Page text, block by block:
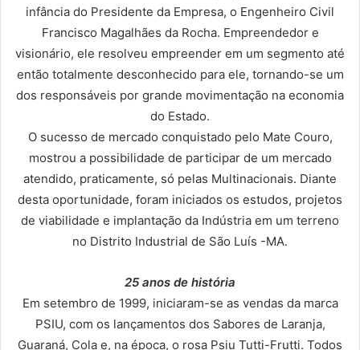
infância do Presidente da Empresa, o Engenheiro Civil
Francisco Magalhães da Rocha. Empreendedor e
visionário, ele resolveu empreender em um segmento até
então totalmente desconhecido para ele, tornando-se um
dos responsáveis por grande movimentação na economia
do Estado.
O sucesso de mercado conquistado pelo Mate Couro,
mostrou a possibilidade de participar de um mercado
atendido, praticamente, só pelas Multinacionais. Diante
desta oportunidade, foram iniciados os estudos, projetos
de viabilidade e implantação da Indústria em um terreno
no Distrito Industrial de São Luís -MA.
25 anos de história
Em setembro de 1999, iniciaram-se as vendas da marca
PSIU, com os lançamentos dos Sabores de Laranja,
Guaraná, Cola e, na época, o rosa Psiu Tutti-Frutti. Todos